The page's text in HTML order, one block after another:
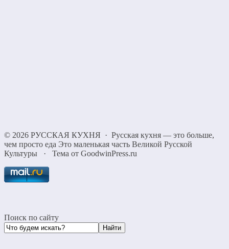
© 2026 РУССКАЯ КУХНЯ · Русская кухня — это больше,
чем просто еда Это маленькая часть Великой Русской
Культуры
· Тема от GoodwinPress.ru
Поиск по сайту